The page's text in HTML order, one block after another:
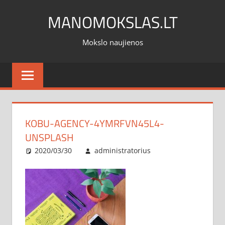
MANOMOKSLAS.LT
Mokslo naujienos
KOBU-AGENCY-4YMRFVN45L4-
UNSPLASH
2020/03/30 administratorius